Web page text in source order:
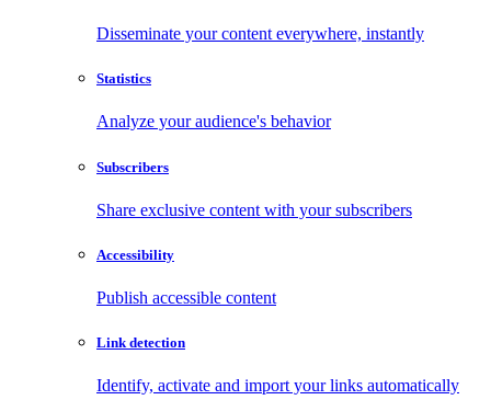
Disseminate your content everywhere, instantly
Statistics
Analyze your audience's behavior
Subscribers
Share exclusive content with your subscribers
Accessibility
Publish accessible content
Link detection
Identify, activate and import your links automatically